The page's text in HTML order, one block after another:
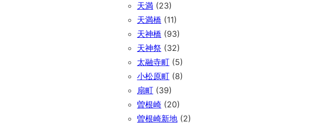
天満 (23)
天満橋 (11)
天神橋 (93)
天神祭 (32)
太融寺町 (5)
小松原町 (8)
扇町 (39)
曽根崎 (20)
曽根崎新地 (2)